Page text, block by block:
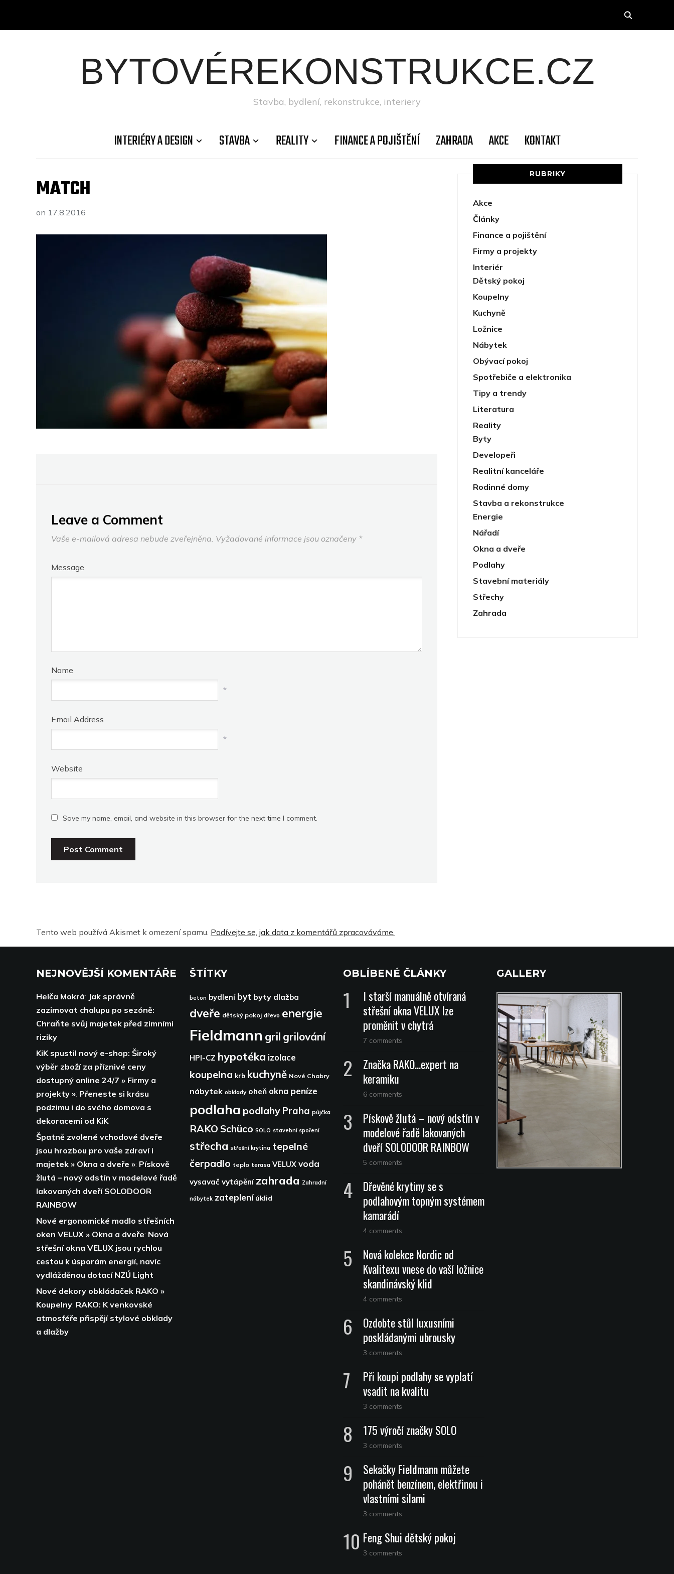
BYTOVÉREKONSTRUKCE.CZ
Stavba, bydlení, rekonstrukce, interiery
INTERIÉRY A DESIGN STAVBA REALITY FINANCE A POJIŠTĚNÍ ZAHRADA AKCE KONTAKT
MATCH
on 17.8.2016
Leave a Comment
Vaše e-mailová adresa nebude zveřejněna. Vyžadované informace jsou označeny *
Message
Name
*
Email Address
*
Website
Save my name, email, and website in this browser for the next time I comment.
Tento web používá Akismet k omezení spamu. Podívejte se, jak data z komentářů zpracováváme.
RUBRIKY
Akce
Články
Finance a pojištění
Firmy a projekty
Interiér
Dětský pokoj
Koupelny
Kuchyně
Ložnice
Nábytek
Obývací pokoj
Spotřebiče a elektronika
Tipy a trendy
Literatura
Reality
Byty
Developeři
Realitní kanceláře
Rodinné domy
Stavba a rekonstrukce
Energie
Nářadí
Okna a dveře
Podlahy
Stavební materiály
Střechy
Zahrada
NEJNOVĚJŠÍ KOMENTÁŘE
Helča Mokrá: Jak správně
zazimovat chalupu po sezóně:
Chraňte svůj majetek před zimními
riziky
KiK spustil nový e-shop: Široký
výběr zboží za příznivé ceny
dostupný online 24/7 » Firmy a
projekty »: Přeneste si krásu
podzimu i do svého domova s
dekoracemi od KiK
Špatně zvolené vchodové dveře
jsou hrozbou pro vaše zdraví i
majetek » Okna a dveře »: Pískově
žlutá – nový odstín v modelové řadě
lakovaných dveří SOLODOOR
RAINBOW
Nové ergonomické madlo střešních
oken VELUX » Okna a dveře: Nová
střešní okna VELUX jsou rychlou
cestou k úsporám energií, navíc
vydlážděnou dotací NZÚ Light
Nové dekory obkládaček RAKO »
Koupelny: RAKO: K venkovské
atmosféře přispějí stylové obklady
a dlažby
ŠTÍTKY
beton bydlení byt byty dlažba
dveře dětský pokoj dřevo energie
Fieldmann gril grilování
HPI-CZ hypotéka izolace
koupelna krb kuchyně Nové Chabry
nábytek obklady oheň okna peníze
podlaha podlahy Praha půjčka
RAKO Schüco SOLO stavební spoření
střecha střešní krytina tepelné
čerpadlo teplo terasa VELUX voda
vysavač vytápění zahrada Zahradní
nábytek zateplení úklid
OBLÍBENÉ ČLÁNKY
I starší manuálně otvíraná
střešní okna VELUX lze
proměnit v chytrá
7 comments
Značka RAKO…expert na
keramiku
6 comments
Pískově žlutá – nový odstín v
modelové řadě lakovaných
dveří SOLODOOR RAINBOW
5 comments
Dřevěné krytiny se s
podlahovým topným systémem
kamarádí
4 comments
Nová kolekce Nordic od
Kvalitexu vnese do vaší ložnice
skandinávský klid
4 comments
Ozdobte stůl luxusními
poskládanými ubrousky
3 comments
Při koupi podlahy se vyplatí
vsadit na kvalitu
3 comments
175 výročí značky SOLO
3 comments
Sekačky Fieldmann můžete
pohánět benzínem, elektřinou i
vlastními silami
3 comments
Feng Shui dětský pokoj
3 comments
GALLERY